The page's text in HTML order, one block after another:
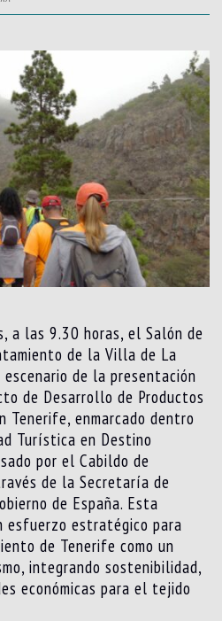
a las 9.30 horas, el Salón de
de la Villa de La
de la presentación
de Desarrollo de Productos
Tenerife, enmarcado dentro
Turística en Destino
por el Cabildo de
de la Secretaría de
de España. Esta
esfuerzo estratégico para
de Tenerife como un
integrando sostenibilidad,
económicas para el tejido